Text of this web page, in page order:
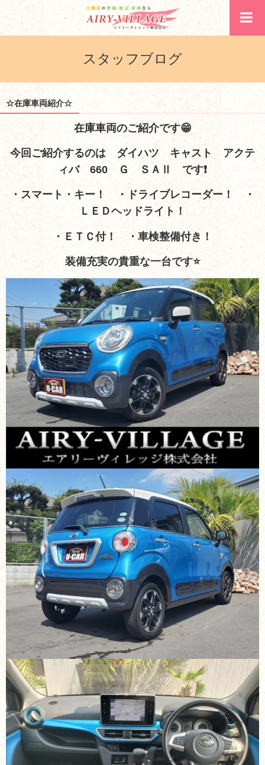
スタッフブログ
☆在庫車両紹介☆
在庫車両のご紹介です😁
今回ご紹介するのは ダイハツ キャスト アクテ
ィバ 660 Ｇ ＳＡⅡ です❗
・スマート・キー！ ・ドライブレコーダー！ ・
ＬＥＤヘッドライト！
・ＥＴＣ付！ ・車検整備付き！
装備充実の貴重な一台です⭐